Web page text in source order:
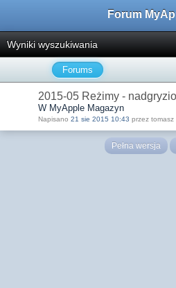
Forum
Wyniki wyszukiwania
Forums
2015-05 Reżimy -
W MyApple Magazyn
Napisano 21 sie 2015 10:43 przez tomasz
Pełna wersja